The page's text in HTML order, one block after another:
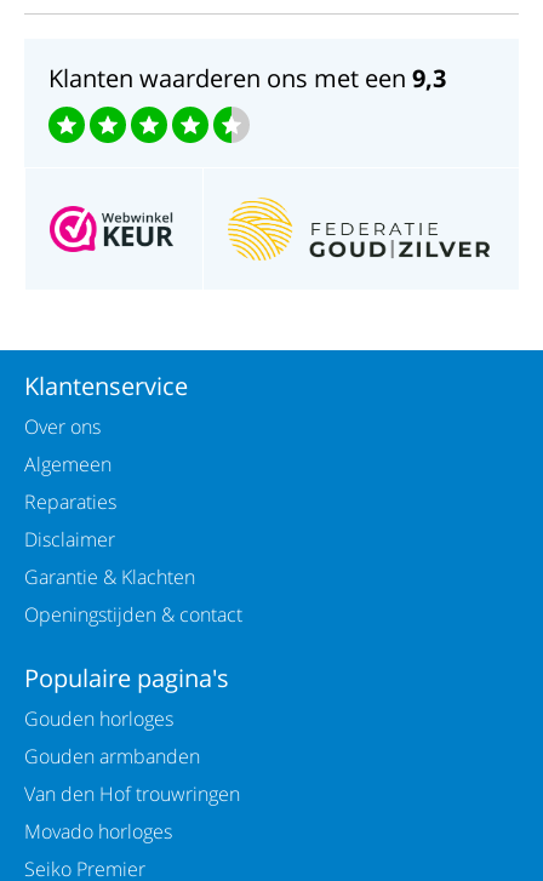
Klanten waarderen ons met een 9,3
Klantenservice
Over ons
Algemeen
Reparaties
Disclaimer
Garantie & Klachten
Openingstijden & contact
Populaire pagina's
Gouden horloges
Gouden armbanden
Van den Hof trouwringen
Movado horloges
Seiko Premier